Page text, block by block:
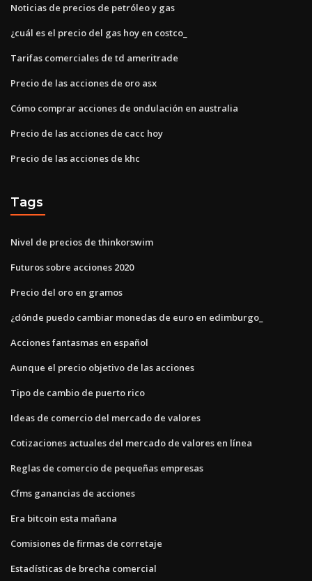
Noticias de precios de petróleo y gas
¿cuál es el precio del gas hoy en costco_
Tarifas comerciales de td ameritrade
Precio de las acciones de oro asx
Cómo comprar acciones de ondulación en australia
Precio de las acciones de cacc hoy
Precio de las acciones de khc
Tags
Nivel de precios de thinkorswim
Futuros sobre acciones 2020
Precio del oro en gramos
¿dónde puedo cambiar monedas de euro en edimburgo_
Acciones fantasmas en español
Aunque el precio objetivo de las acciones
Tipo de cambio de puerto rico
Ideas de comercio del mercado de valores
Cotizaciones actuales del mercado de valores en línea
Reglas de comercio de pequeñas empresas
Cfms ganancias de acciones
Era bitcoin esta mañana
Comisiones de firmas de corretaje
Estadísticas de brecha comercial